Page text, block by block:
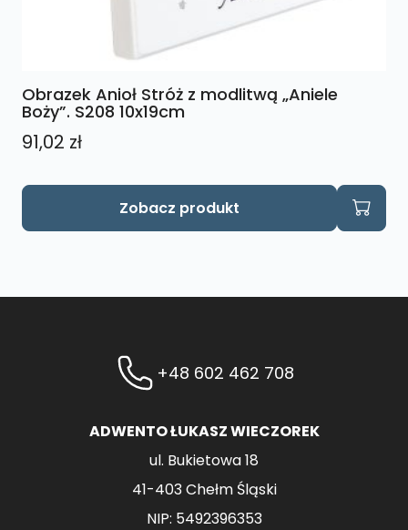
Obrazek Anioł Stróż z modlitwą „Aniele
Boży”. S208 10x19cm
91,02 zł
Zobacz produkt
+48 602 462 708
ADWENTO ŁUKASZ WIECZOREK
ul. Bukietowa 18
41-403 Chełm Śląski
NIP: 5492396353